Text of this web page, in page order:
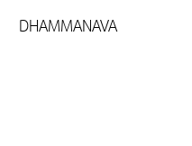
DHAMMANAVA